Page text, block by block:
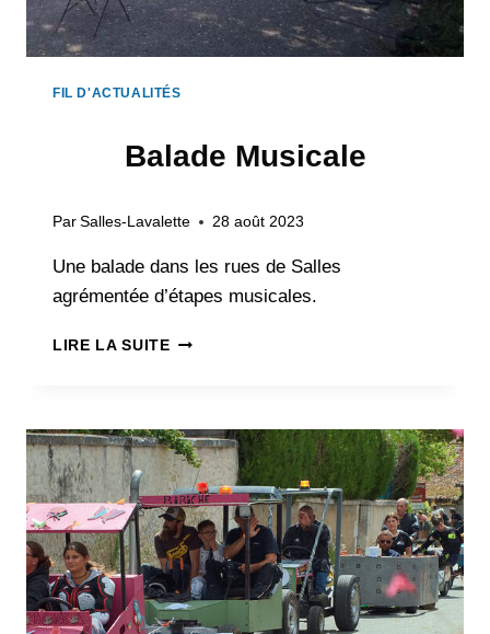
FIL D'ACTUALITÉS
Balade Musicale
Par Salles-Lavalette 28 août 2023
Une balade dans les rues de Salles
agrémentée d’étapes musicales.
LIRE LA SUITEBALADE